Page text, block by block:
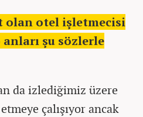
olan otel işletmecisi
şu sözlerle
da izlediğimiz üzere
çalışıyor ancak